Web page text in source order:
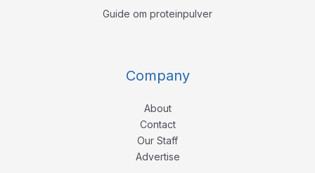
Guide om proteinpulver
Company
About
Contact
Our Staff
Advertise